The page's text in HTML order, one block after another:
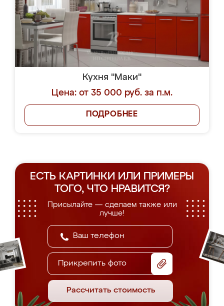
Кухня "Маки"
Цена: от 35 000 руб. за п.м.
ПОДРОБНЕЕ
ЕСТЬ КАРТИНКИ ИЛИ ПРИМЕРЫ
ТОГО, ЧТО НРАВИТСЯ?
Присылайте — сделаем также или
лучше!
Прикрепить фото
Рассчитать стоимость